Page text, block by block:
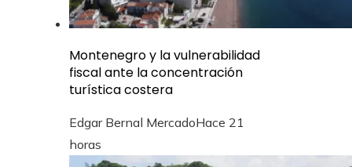
Montenegro y la vulnerabilidad
fiscal ante la concentración
turística costera
Edgar Bernal MercadoHace 21
horas